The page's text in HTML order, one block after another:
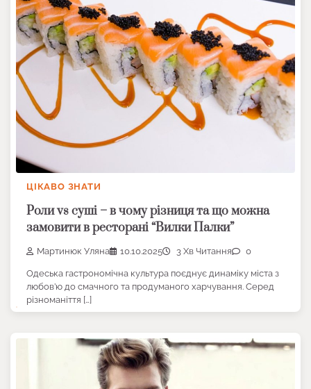
ЦІКАВО ЗНАТИ
Роли vs суші – в чому різниця та що можна
замовити в ресторані “Вилки Палки”
Мартинюк Уляна 10.10.2025 3 Хв Читання 0
Одеська гастрономічна культура поєднує динаміку міста з
любов’ю до смачного та продуманого харчування. Серед
різноманіття […]